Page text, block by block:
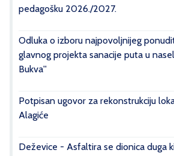
pedagošku 2026./2027.
Odluka o izboru najpovoljnijeg
glavnog projekta sanacije puta u
Bukva''
Potpisan ugovor za rekonstrukciju
Alagiće
Deževice - Asfaltira se dionica duga